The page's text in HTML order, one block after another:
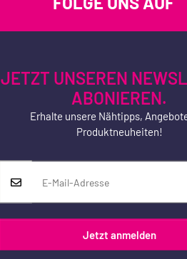
JETZT UNSEREN
ABONIEREN.
Erhalte unsere Nähtipps,
Produktneuheiten!
Jetzt anmelden